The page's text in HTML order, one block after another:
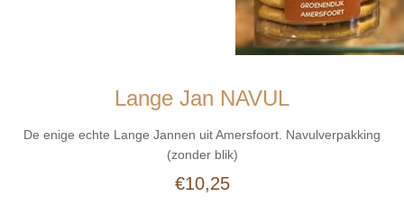
Lange Jan NAVUL
De enige echte Lange Jannen uit Amersfoort. Navulverpakking
(zonder blik)
€10,25